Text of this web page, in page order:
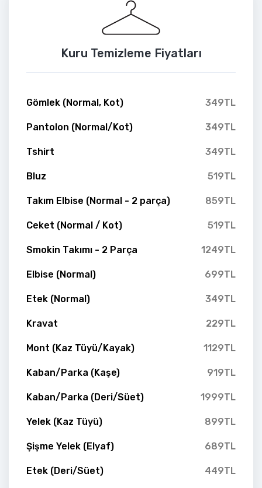
Kuru Temizleme Fiyatları
Gömlek (Normal, Kot) 349TL
Pantolon (Normal/Kot) 349TL
Tshirt 349TL
Bluz 519TL
Takım Elbise (Normal - 2 parça) 859TL
Ceket (Normal / Kot) 519TL
Smokin Takımı - 2 Parça 1249TL
Elbise (Normal) 699TL
Etek (Normal) 349TL
Kravat 229TL
Mont (Kaz Tüyü/Kayak) 1129TL
Kaban/Parka (Kaşe) 919TL
Kaban/Parka (Deri/Süet) 1999TL
Yelek (Kaz Tüyü) 899TL
Şişme Yelek (Elyaf) 689TL
Etek (Deri/Süet) 449TL